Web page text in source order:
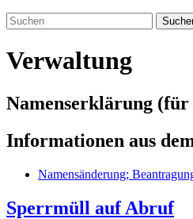
Verwaltung
Namenserklärung (für
Informationen aus
Namensänderung;
Sperrmüll auf Abruf